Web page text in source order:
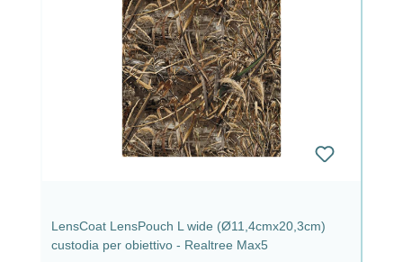
LensCoat LensPouch L wide (Ø11,4cmx20,3cm)
custodia per obiettivo - Realtree Max5